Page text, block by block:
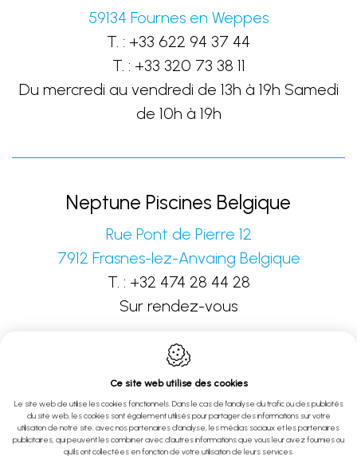
59134 Fournes en Weppes
T. : +33 622 94 37 44
T. : +33 320 73 38 11
Du mercredi au vendredi de 13h à 19h Samedi
de 10h à 19h
Neptune Piscines Belgique
Rue Pont de Pierre 12
7912 Frasnes-lez-Anvaing Belgique
T. : +32 474 28 44 28
Sur rendez-vous
Webdesign by IDcreation 2022
Politique en matière de cookies
Ce site web utilise des cookies
Le site web de utilise les cookies fonctionnels. Dans le cas de l'analyse du trafic ou des publicités
du site web, les cookies sont également utilisés pour partager des informations sur votre
utilisation de notre site, avec nos partenaires d'analyse, les médias sociaux et les partenaires
publicitaires, qui peuvent les combiner avec d'autres informations que vous leur avez fournies ou
qu'ils ont collectées en fonction de votre utilisation de leurs services.